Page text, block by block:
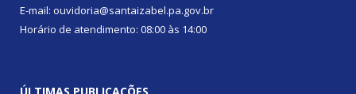
E-mail: ouvidoria@santaizabel.pa.gov.br
Horário de atendimento: 08:00 às 14:00